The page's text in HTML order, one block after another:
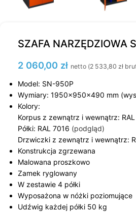
SZAFA NARZĘDZIOWA
2 060,00 zł netto (2 533,80 zł
Model: SN-950P
Wymiary: 1950x950x490 mm
Kolory:
Korpus z zewnątrz i wewnątrz:
Półki: RAL 7016 (podgląd)
Drzwiczki z zewnątrz i wewnątrz:
Konstrukcja zgrzewana
Malowana proszkowo
Zamek ryglowany
W zestawie 4 półki
Wyposażona w nóżki poziomujące
Udźwig każdej półki 50 kg